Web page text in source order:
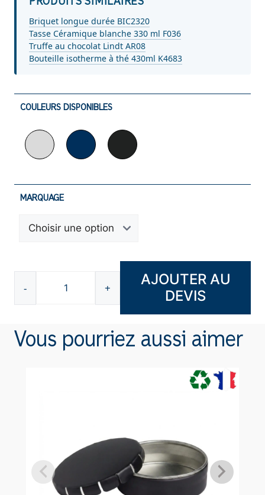
Briquet longue durée BIC2320
Tasse Céramique blanche 330 ml F036
Truffe au chocolat Lindt AR08
Bouteille isotherme à thé 430ml K4683
COULEURS DISPONIBLES
MARQUAGE
-
quantité
de
de
+
AJOUTER AU
DEVIS
Vous pourriez aussi aimer